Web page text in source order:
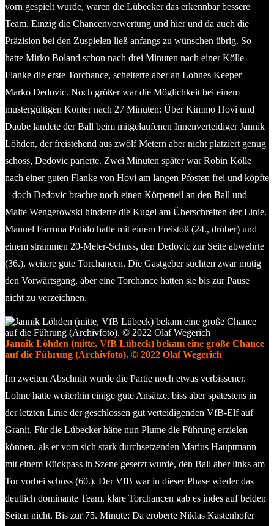
vorn gespielt wurde, waren die Lübecker das erkennbar bessere
Team. Einzig die Chancenverwertung und hier und da auch die
Präzision bei den Zuspielen ließ anfangs zu wünschen übrig. So
hatte Mirko Boland schon nach drei Minuten nach einer Kölle-
Flanke die erste Torchance, scheiterte aber an Lohnes Keeper
Marko Dedovic. Noch größer war die Möglichkeit bei einem
mustergültigen Konter nach 27 Minuten: Über Kimmo Hovi und
Daube landete der Ball beim mitgelaufenen Innenverteidiger Jannik
Löhden, der freistehend aus zwölf Metern aber nicht platziert genug
schoss, Dedovic parierte. Zwei Minuten später war Robin Kölle
nach einer guten Flanke von Hovi am langen Pfosten frei und köpfte
– doch Dedovic brachte noch einen Körperteil an den Ball und
Malte Wengerowski hinderte die Kugel am Überschreiten der Linie.
Manuel Farrona Pulido hatte mit einem Freistoß (24., drüber) und
einem strammen 20-Meter-Schuss, den Dedovic zur Seite abwehrte
(36.), weitere gute Torchancen. Die Gastgeber suchten zwar mutig
den Vorwärtsgang, aber eine Torchance hatten sie bis zur Pause
nicht zu verzeichnen.
Jannik Löhden (mitte, VfB Lübeck) bekam eine große Chance
auf die Führung (Archivfoto). © 2022 Olaf Wegerich
Im zweiten Abschnitt wurde die Partie noch etwas verbissener.
Lohne hatte weiterhin einige gute Ansätze, biss aber spätestens in
der letzten Linie der geschlossen gut verteidigenden VfB-Elf auf
Granit. Für die Lübecker hätte nun Plume die Führung erzielen
können, als er vom sich stark durchsetzenden Marius Hauptmann
mit einem Rückpass in Szene gesetzt wurde, den Ball aber links am
Tor vorbei schoss (60.). Der VfB war in dieser Phase wieder das
deutlich dominante Team, klare Torchancen gab es indes auf beiden
Seiten nicht. Bis zur 75. Minute: Da eroberte Niklas Kastenhofer